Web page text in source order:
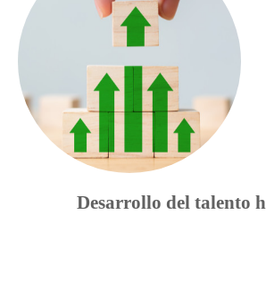
Desarrollo del talento